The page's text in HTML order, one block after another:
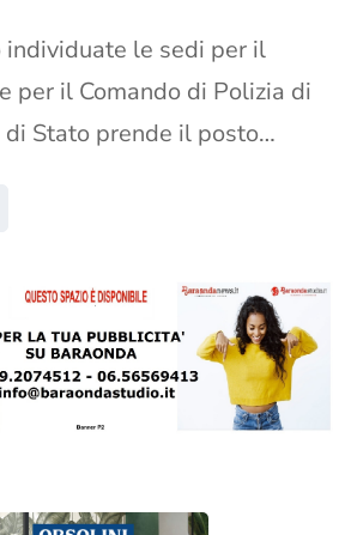
individuate le sedi per il
per il Comando di Polizia di
di Stato prende il posto…